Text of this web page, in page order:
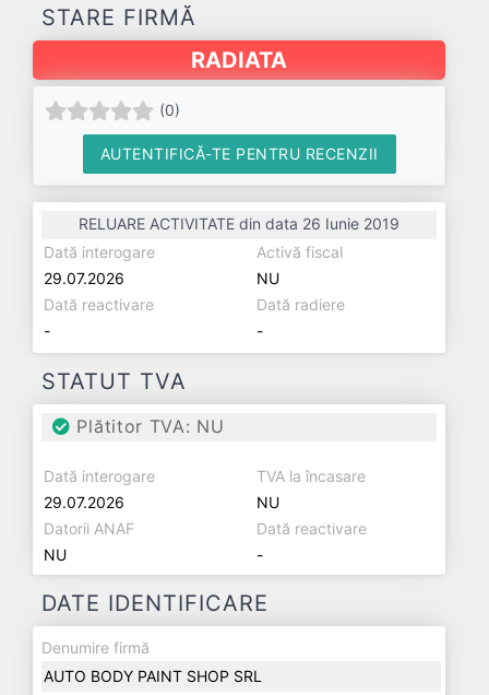
STARE FIRMĂ
RADIATA
(0)
AUTENTIFICĂ-TE PENTRU RECENZII
RELUARE ACTIVITATE din data 26 Iunie 2019
Dată interogare
29.07.2026
Activă fiscal
NU
Dată reactivare
-
Dată radiere
-
STATUT TVA
Plătitor TVA: NU
Dată interogare
29.07.2026
TVA la încasare
NU
Datorii ANAF
NU
Dată reactivare
-
DATE IDENTIFICARE
Denumire firmă
AUTO BODY PAINT SHOP SRL